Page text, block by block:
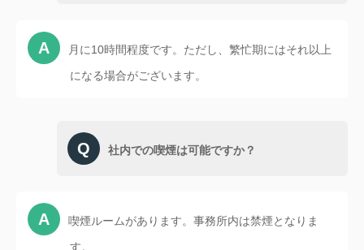
月に10時間程度です。ただし、繁忙期にはそれ以上
になる場合がございます。
社内での喫煙は可能ですか？
喫煙ルームがあります。事務所内は禁煙となりま
す。